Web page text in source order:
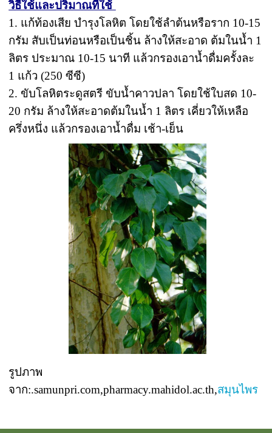
วิธีใช้และปริมาณที่ใช้
1. แก้ท้องเสีย บำรุงโลหิต โดยใช้ลำต้นหรือราก 10-15
กรัม สับเป็นท่อนหรือเป็นชิ้น ล้างให้สะอาด ต้มในน้ำ 1
ลิตร ประมาณ 10-15 นาที แล้วกรองเอาน้ำดื่มครั้งละ
1 แก้ว (250 ซีซี)
2. ขับโลหิตระดูสตรี ขับน้ำคาวปลา โดยใช้ใบสด 10-
20 กรัม ล้างให้สะอาดต้มในน้ำ 1 ลิตร เคี่ยวให้เหลือ
ครึ่งหนึ่ง แล้วกรองเอาน้ำดื่ม เช้า-เย็น
รูปภาพ
จาก:.samunpri.com,pharmacy.mahidol.ac.th,สมุนไพร